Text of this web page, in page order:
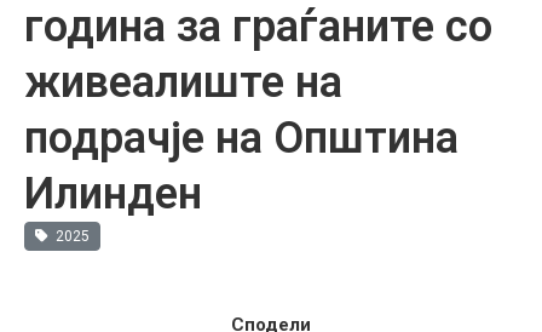
година за граѓаните со
живеалиште на
подрачје на Општина
Илинден
2025
Сподели